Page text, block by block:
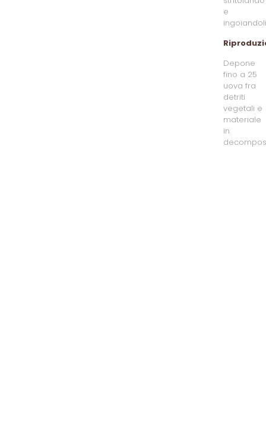
e
Depone
fino a 25
uova fra
detriti
vegetali e
materiale
in